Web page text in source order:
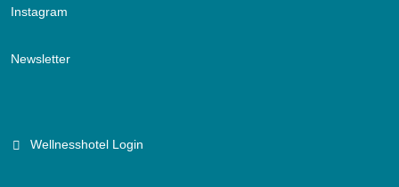
Instagram
Newsletter
Wellnesshotel Login